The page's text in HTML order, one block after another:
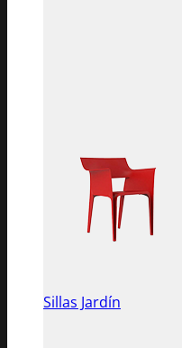
Sillas Jardín